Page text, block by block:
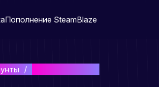
Пополнение SteamBlaze